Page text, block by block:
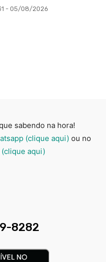
- 05/08/2026
sabendo na hora!
(clique aqui) ou no
aqui)
8282